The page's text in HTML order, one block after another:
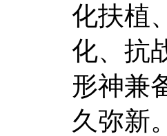
化扶植
化、抗
形神兼
久弥新。